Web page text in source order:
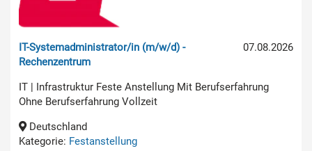
07.08.2026
IT-Systemadministrator/in (m/w/d) -
Rechenzentrum
IT | Infrastruktur Feste Anstellung Mit Berufserfahrung
Ohne Berufserfahrung Vollzeit
Deutschland
Kategorie: Festanstellung